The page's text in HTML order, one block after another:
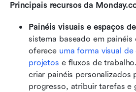
Principais recursos da
Painéis visuais e espaços
sistema baseado em
oferece uma forma visual
projetos e fluxos de
criar painéis personalizados
progresso, atribuir tarefas e